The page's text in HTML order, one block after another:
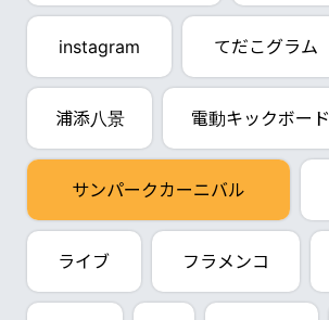
instagram てだこグラム
浦添八景 電動キックボード
サンパークカーニバル
ライブ フラメンコ